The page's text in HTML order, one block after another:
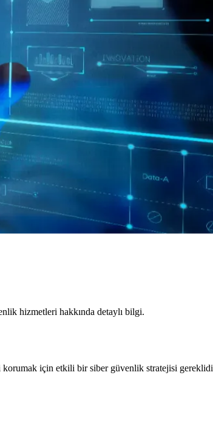
hizmetleri hakkında detaylı bilgi.
için etkili bir siber güvenlik stratejisi